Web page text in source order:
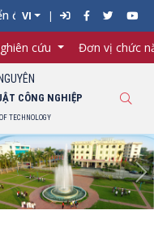
đại học chính quy năm
VI
cứu Đơn vị chức
CÔNG NGHIỆP
TECHNOLOGY